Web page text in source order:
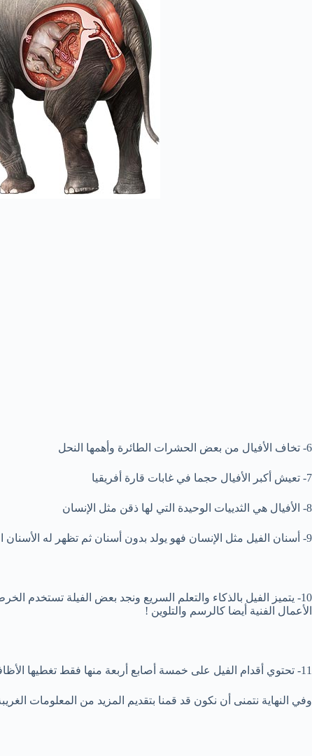
6- تخاف الأفيال من بعض الحشرات الطائرة وأهمها النحل
7- تعيش أكبر الأفيال حجما في غابات قارة أفريقيا
8- الأفيال هي الثدييات الوحيدة التي لها ذقن مثل الإنسان
9- أسنان الفيل مثل الإنسان فهو يولد بدون أسنان ثم تظهر له الأسنان اللبنية ثم الأسنان المستديمة.
10- يتميز الفيل بالذكاء والتعلم السريع ونجد بعض الفيلة
الأعمال الفنية أيضا كالرسم والتلوين !
11- تحتوي أقدام الفيل على خمسة أصابع أربعة منها فقط تغطيها الأظافر.
وفي النهاية نتمنى أن نكون قد قمنا بتقديم المزيد من المعلومات